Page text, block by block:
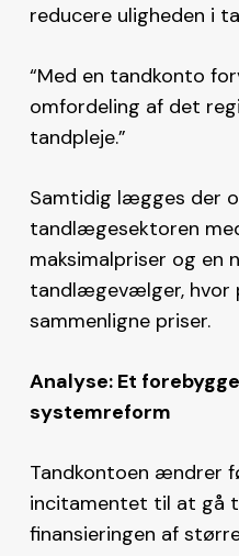
reducere uligheden i
“Med en tandkonto
omfordeling af det
tandpleje.”
Samtidig lægges der
tandlægesektoren
maksimalpriser og en
tandlægevælger, hvor
sammenligne priser.
Analyse: Et
systemreform
Tandkontoen ændrer
incitamentet til at gå
finansieringen af